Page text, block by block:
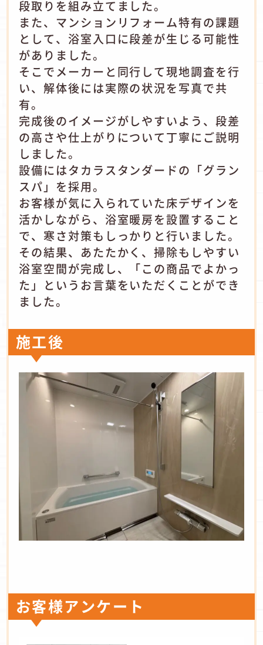
段取りを組み立てました。
また、マンションリフォーム特有の課題
として、浴室入口に段差が生じる可能性
がありました。
そこでメーカーと同行して現地調査を行
い、解体後には実際の状況を写真で共
有。
完成後のイメージがしやすいよう、段差
の高さや仕上がりについて丁寧にご説明
しました。
設備にはタカラスタンダードの「グラン
スパ」を採用。
お客様が気に入られていた床デザインを
活かしながら、浴室暖房を設置すること
で、寒さ対策もしっかりと行いました。
その結果、あたたかく、掃除もしやすい
浴室空間が完成し、「この商品でよかっ
た」というお言葉をいただくことができ
ました。
施工後
お客様アンケート